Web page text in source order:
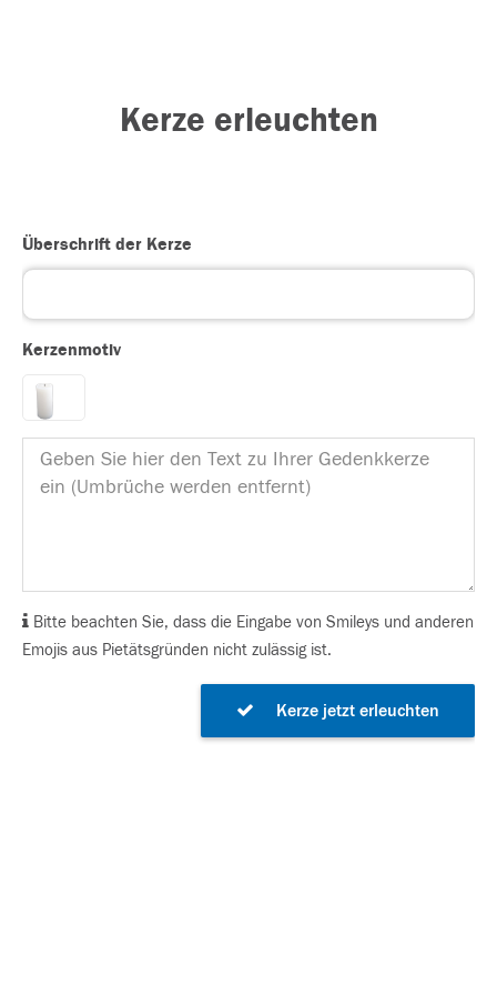
Kerze erleuchten
Überschrift der Kerze
Kerzenmotiv
Bitte beachten Sie, dass die Eingabe von Smileys und anderen
Emojis aus Pietätsgründen nicht zulässig ist.
Kerze jetzt erleuchten